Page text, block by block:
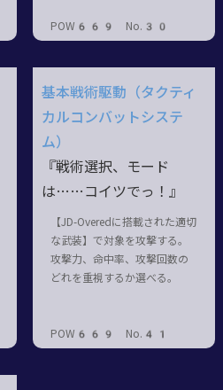
POW669 No.30
基本戦術駆動（タクティ
カルコンバットシステ
ム）
『戦術選択、モード
は……コイツでっ！』
【JD-Overedに搭載された適切
な武装】で対象を攻撃する。
攻撃力、命中率、攻撃回数の
どれを重視するか選べる。
POW669 No.41